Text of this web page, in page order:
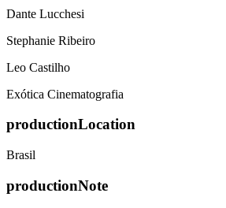
Dante Lucchesi
Stephanie Ribeiro
Leo Castilho
Exótica Cinematografia
productionLocation
Brasil
productionNote